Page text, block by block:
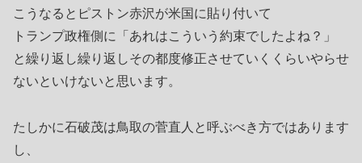
こうなるとピストン赤沢が米国に貼り付いて
トランプ政権側に「あれはこういう約束でしたよね？」
と繰り返し繰り返しその都度修正させていくくらいやらせ
ないといけないと思います。
たしかに石破茂は鳥取の菅直人と呼ぶべき方ではあります
し、